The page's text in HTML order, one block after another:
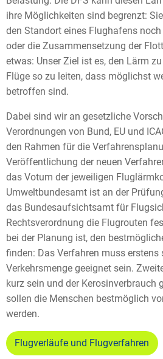
ihre Möglichkeiten sind begrenzt:
den Standort eines Flughafens
oder die Zusammensetzung der
etwas: Unser Ziel ist es, den Lärm
Flüge so zu leiten, dass möglichst
betroffen sind.
Dabei sind wir an gesetzliche
Verordnungen von Bund, EU und
den Rahmen für die
Veröffentlichung der neuen
das Votum der jeweiligen
Umweltbundesamt ist an der
das Bundesaufsichtsamt für
Rechtsverordnung die Flugrouten
bei der Planung ist, den
finden: Das Verfahren muss erstens
Verkehrsmenge geeignet sein.
kurz sein und der Kerosinverbrauch
sollen die Menschen bestmöglich
werden.
Flugverläufe und Flugverfahren